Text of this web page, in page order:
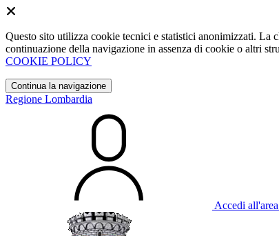
Questo sito utilizza cookie tecnici e statistici anonimizzati. La
continuazione della navigazione in assenza di cookie o altri
COOKIE POLICY
Continua la navigazione
Regione Lombardia
Accedi